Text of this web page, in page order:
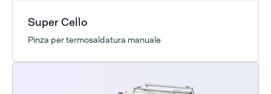
Super Cello
Pinza per termosaldatura manuale